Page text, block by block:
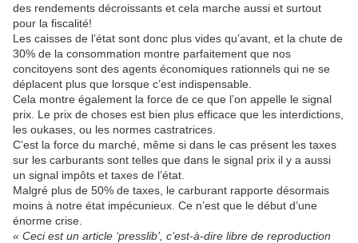
des rendements décroissants et cela marche aussi et surtout
pour la fiscalité!
Les caisses de l’état sont donc plus vides qu’avant, et la chute de
30% de la consommation montre parfaitement que nos
concitoyens sont des agents économiques rationnels qui ne se
déplacent plus que lorsque c’est indispensable.
Cela montre également la force de ce que l’on appelle le signal
prix. Le prix de choses est bien plus efficace que les interdictions,
les oukases, ou les normes castratrices.
C’est la force du marché, même si dans le cas présent les taxes
sur les carburants sont telles que dans le signal prix il y a aussi
un signal impôts et taxes de l’état.
Malgré plus de 50% de taxes, le carburant rapporte désormais
moins à notre état impécunieux. Ce n’est que le début d’une
énorme crise.
« Ceci est un article ‘presslib’, c’est-à-dire libre de reproduction